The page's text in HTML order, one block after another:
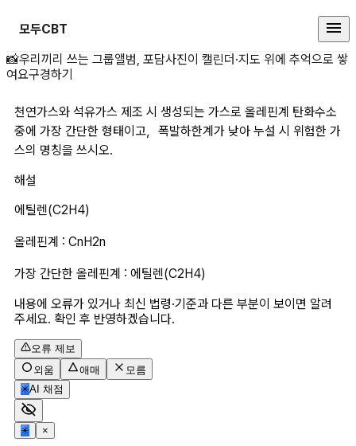
모두CBT
천연가스와 석유가스 제조 시 생성
📸우리끼리 쓰는 그룹앨범, 포담사진이 캘린더·지도 위에 추억으로 쌓
여요구경하기
천연가스와 석유가스 제조 시 생성되는 가스로 올레핀계 탄화수소
중에 가장 간단한 형태이고，폭발하한계가 낮아 누설 시 위험한 가
스의 명칭을 쓰시오.
해설
에틸렌(C2H4)
올레핀계 : CnH2n
가장 간단한 올레핀계 : 에틸렌(C2H4)
내용에 오류가 있거나 최신 법령·기준과 다른 부분이 보이면 알려
주세요. 확인 후 반영하겠습니다.
오류 제보
외움
애매
모름
✳AI 채점
✳ ×